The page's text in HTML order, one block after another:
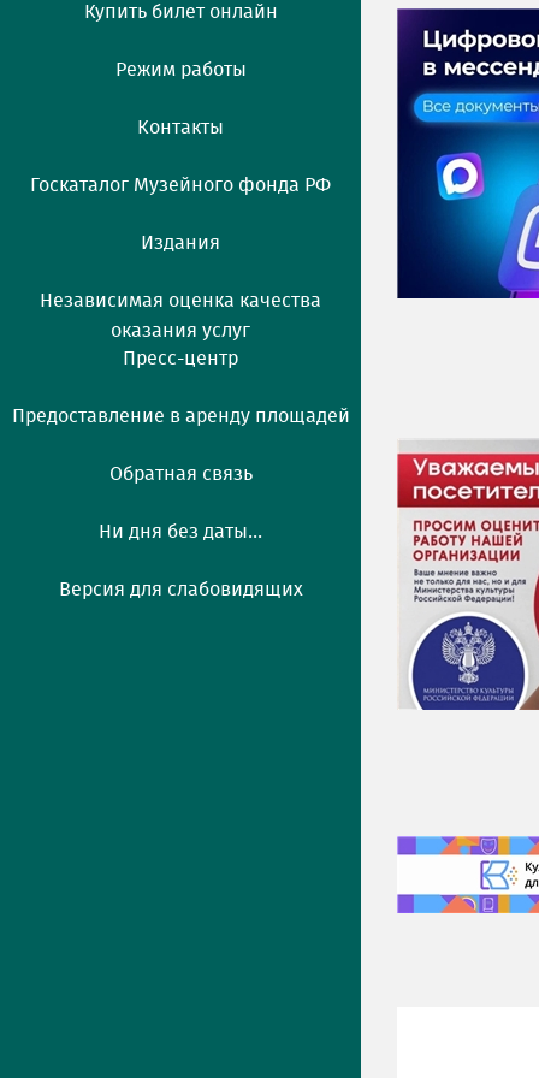
Купить билет онлайн
Режим работы
Контакты
Госкаталог Музейного фонда РФ
Издания
Независимая оценка качества
оказания услуг
Пресс-центр
Предоставление в аренду площадей
Обратная связь
Ни дня без даты...
Версия для слабовидящих